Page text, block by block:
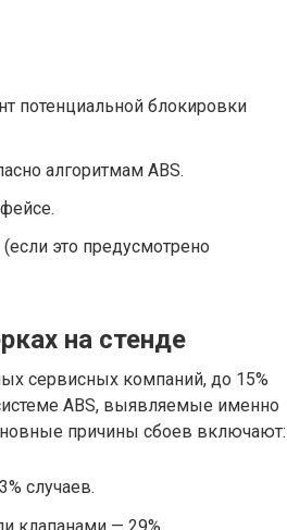
потенциальной блокировки
алгоритмам ABS.
это предусмотрено
на стенде
сервисных компаний, до 15%
ABS, выявляемые именно
причины сбоев включают:
случаев.
клапанами — 29%.